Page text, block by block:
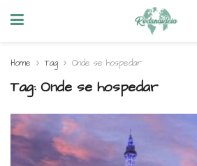
Home Tag Onde se hospedar
Tag: Onde se hospedar